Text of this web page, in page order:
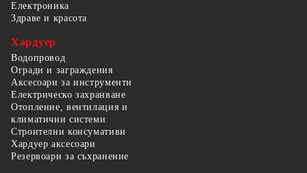
Електроника
Здраве и красота
Хардуер
Водопровод
Огради и заграждения
Аксесоари за инструменти
Електрическо захранване
Отопление, вентилация и
климатични системи
Строителни консумативи
Хардуер аксесоари
Резервоари за съхранение